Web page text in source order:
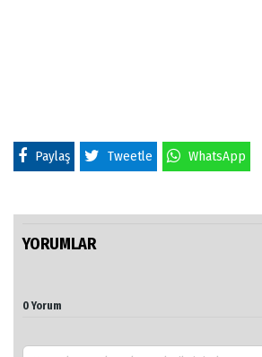
Paylaş Tweetle WhatsApp
YORUMLAR
0 Yorum